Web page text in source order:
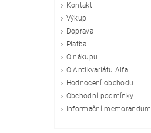
Kontakt
Výkup
Doprava
Platba
O nákupu
O Antikvariátu Alfa
Hodnocení obchodu
Obchodní podmínky
Informační memorandum